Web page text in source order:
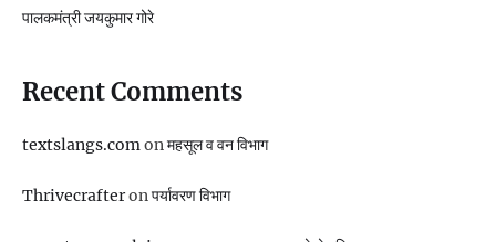
पालकमंत्री जयकुमार गोरे
Recent Comments
textslangs.comonमहसूल व वन विभाग
Thrivecrafteronपर्यावरण विभाग